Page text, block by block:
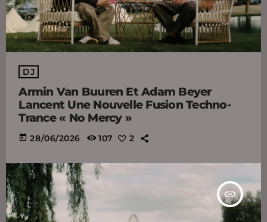
DJ
Armin Van Buuren Et Adam Beyer
Lancent Une Nouvelle Fusion Techno-
Trance « No Mercy »
today 28/06/2026 107 2
insert_link